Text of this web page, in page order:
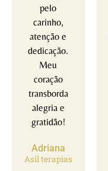
pelo
carinho,
atenção e
dedicação.
Meu
coração
transborda
alegria e
gratidão!
Adriana
Asil terapias